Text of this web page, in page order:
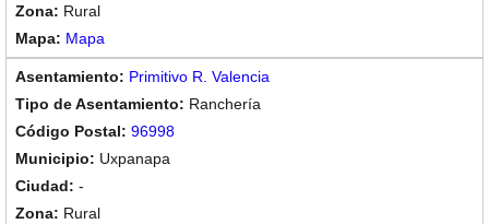
Rural
Mapa
Primitivo R. Valencia
Ranchería
96998
Uxpanapa
-
Rural